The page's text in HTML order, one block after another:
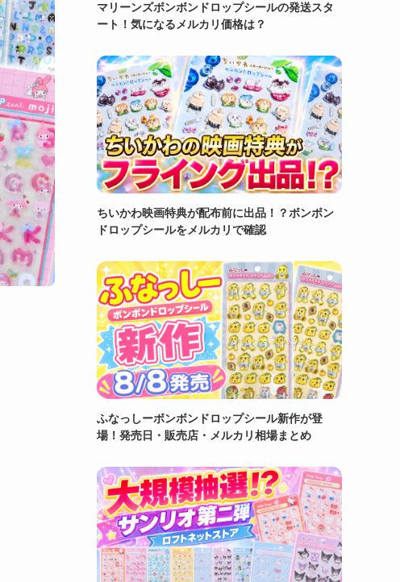
マリーンズボンボンドロップシールの発送スタ
ート！気になるメルカリ価格は？
ちいかわ映画特典が配布前に出品！？ボンボン
ドロップシールをメルカリで確認
ふなっしーボンボンドロップシール新作が登
場！発売日・販売店・メルカリ相場まとめ